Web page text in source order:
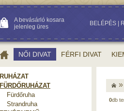
A bevásárló kosara
jelenleg üres
BELÉPÉS
NŐI DIVAT FÉRFI DIVAT
»
0db
RUHÁZAT
FÜRDŐRUHÁZAT
Fürdőruha
Strandruha